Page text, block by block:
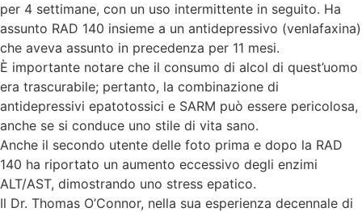
per 4 settimane, con un uso intermittente in seguito. Ha
assunto RAD 140 insieme a un antidepressivo (venlafaxina)
che aveva assunto in precedenza per 11 mesi.
È importante notare che il consumo di alcol di quest’uomo
era trascurabile; pertanto, la combinazione di
antidepressivi epatotossici e SARM può essere pericolosa,
anche se si conduce uno stile di vita sano.
Anche il secondo utente delle foto prima e dopo la RAD
140 ha riportato un aumento eccessivo degli enzimi
ALT/AST, dimostrando uno stress epatico.
Il Dr. Thomas O’Connor, nella sua esperienza decennale di